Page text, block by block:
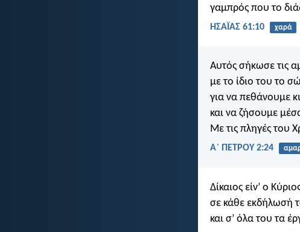
γαμπρός που το
ΗΣΑΪΑΣ 61:10 χαρά
Αυτός σήκωσε τις
με το ίδιο του το
για να πεθάνουμε
και να ζήσουμε
Με τις πληγές του
Α΄ ΠΕΤΡΟΥ 2:24
Δίκαιος είν’ ο
σε κάθε εκδήλωσή
και σ’ όλα του τα